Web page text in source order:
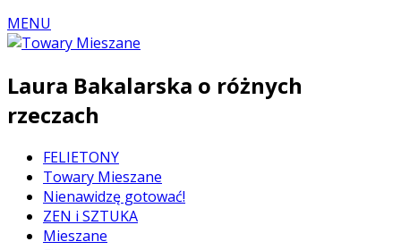
MENU
Laura Bakalarska o różnych
rzeczach
FELIETONY
Towary Mieszane
Nienawidzę gotować!
ZEN i SZTUKA
Mieszane